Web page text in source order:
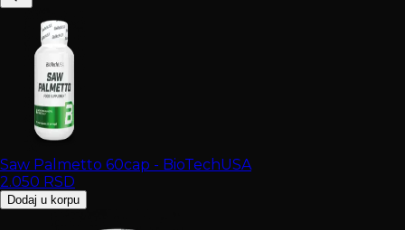
Saw Palmetto 60cap - BioTechUSA
2.050 RSD
Dodaj u korpu